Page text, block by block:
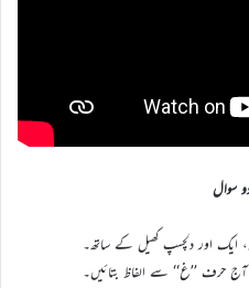
سوال
ایک اور دلچسپ کھیل کے ساتھ۔
آج حرف ’’غ‘‘ سے الفاظ بتائیں۔